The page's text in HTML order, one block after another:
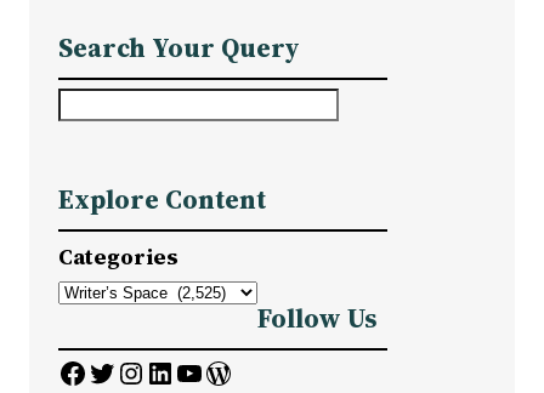
Search Your Query
r
c
h
Explore Content
Categories
Follow Us
Facebook Twitter InstagramLinkedIn YouTube WordPress